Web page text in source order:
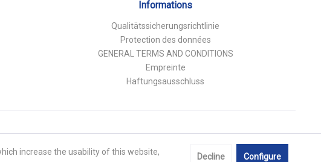
Informations
Qualitätssicherungsrichtlinie
Protection des données
GENERAL TERMS AND CONDITIONS
Empreinte
Haftungsausschluss
increase the usability of this website,
Decline Configure